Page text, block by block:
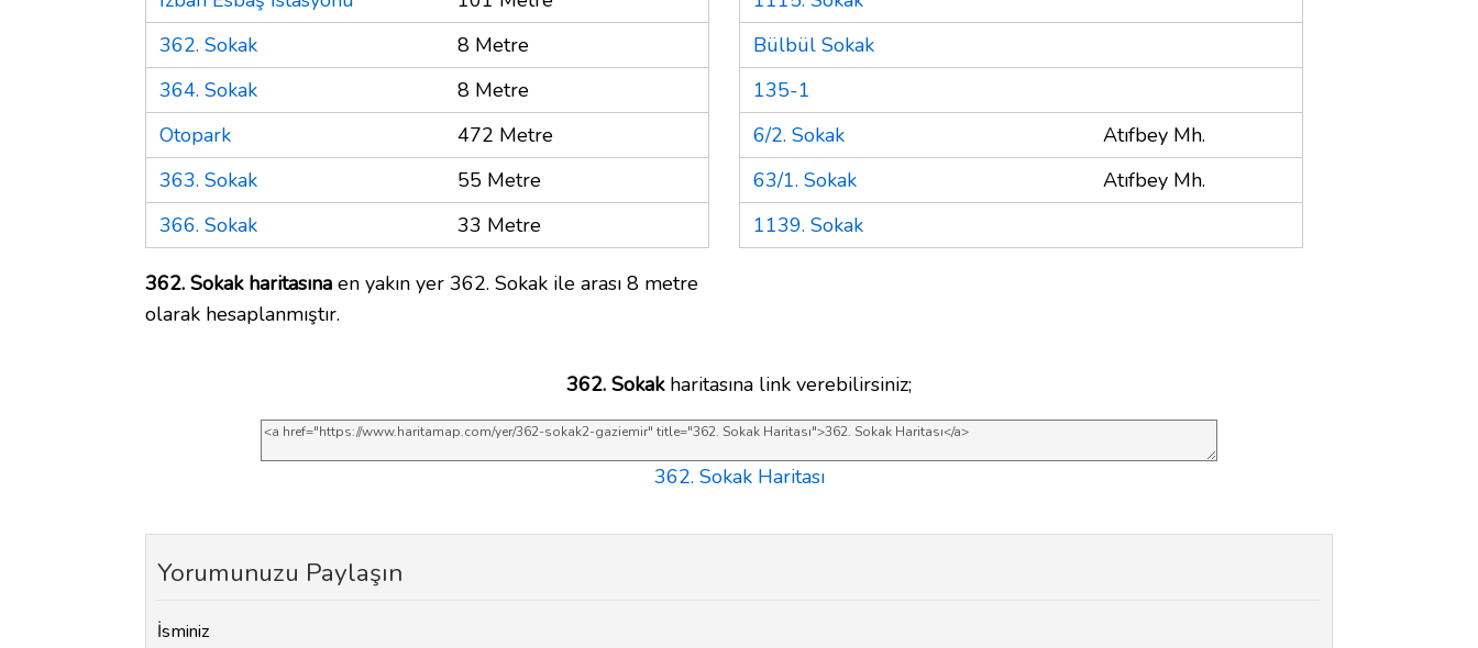
362. Sokak
8 Metre
364. Sokak
8 Metre
Otopark
472 Metre
363. Sokak
55 Metre
366. Sokak
33 Metre
362. Sokak haritasına en yakın yer 362. Sokak ile arası 8 metre
olarak hesaplanmıştır.
Bülbül Sokak
135-1
6/2. Sokak
Atıfbey Mh.
63/1. Sokak
Atıfbey Mh.
1139. Sokak
362. Sokakharitasına link verebilirsiniz;
362. Sokak Haritası
Yorumunuzu Paylaşın
İsminiz